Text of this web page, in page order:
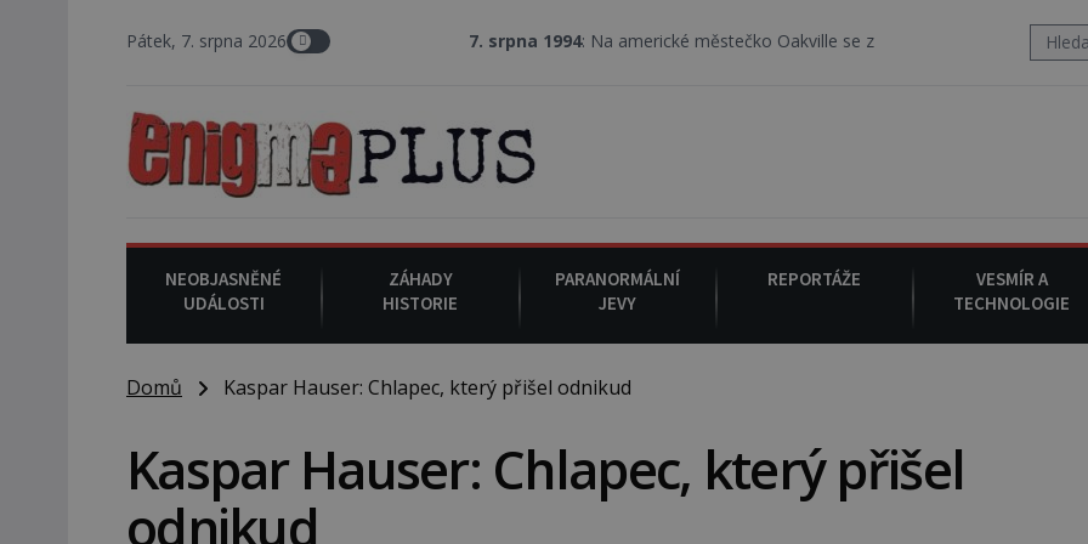
Pátek, 7. srpna 2026 : Na americké městečko Oakville se z nebe snáší podivná rosolovitá látka
NEOBJASNĚNÉ
UDÁLOSTI
ZÁHADY
HISTORIE
PARANORMÁLNÍ
JEVY
REPORTÁŽE
VESMÍR A
TECHNOLOGIE
Domů Kaspar Hauser: Chlapec, který přišel odnikud
Kaspar Hauser: Chlapec, který přišel
odnikud